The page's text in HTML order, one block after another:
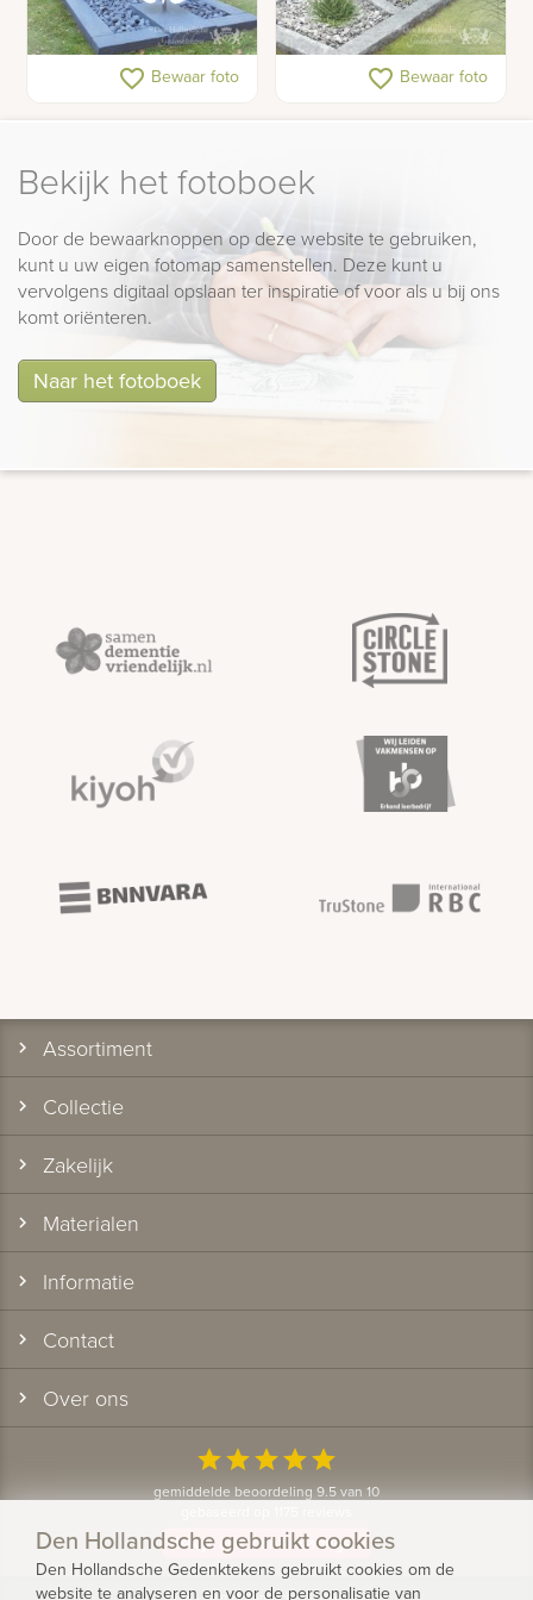
Grafmonument met
vlinders van RVS
favorite_border Bewaar foto
Licht grafmonument van
favorite_border Bewaar foto
Bekijk het fotoboek
Door de bewaarknoppen op deze website te gebruiken,
kunt u uw eigen fotomap samenstellen. Deze kunt u
vervolgens digitaal opslaan ter inspiratie of voor als u bij ons
komt oriënteren.
Naar het fotoboek
Assortiment
Collectie
Zakelijk
Materialen
Informatie
Contact
Over ons
starstarstarstarstar
gemiddelde beoordeling 9.5 van 10
Bekijk alle klantervaringen
Den Hollandsche gebruikt cookies
Den Hollandsche Gedenktekens gebruikt cookies om de
website te analyseren en voor de personalisatie van